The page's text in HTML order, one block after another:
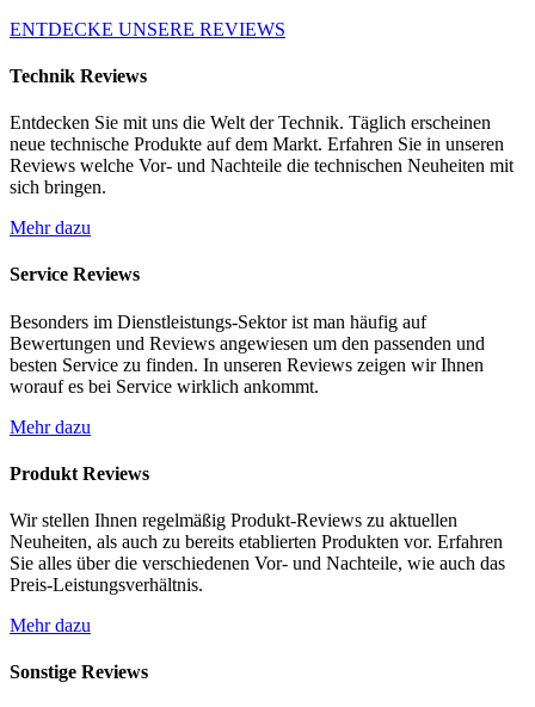
ENTDECKE UNSERE REVIEWS
Technik Reviews
Entdecken Sie mit uns die Welt der Technik. Täglich erscheinen
neue technische Produkte auf dem Markt. Erfahren Sie in unseren
Reviews welche Vor- und Nachteile die technischen Neuheiten mit
sich bringen.
Mehr dazu
Service Reviews
Besonders im Dienstleistungs-Sektor ist man häufig auf
Bewertungen und Reviews angewiesen um den passenden und
besten Service zu finden. In unseren Reviews zeigen wir Ihnen
worauf es bei Service wirklich ankommt.
Mehr dazu
Produkt Reviews
Wir stellen Ihnen regelmäßig Produkt-Reviews zu aktuellen
Neuheiten, als auch zu bereits etablierten Produkten vor. Erfahren
Sie alles über die verschiedenen Vor- und Nachteile, wie auch das
Preis-Leistungsverhältnis.
Mehr dazu
Sonstige Reviews